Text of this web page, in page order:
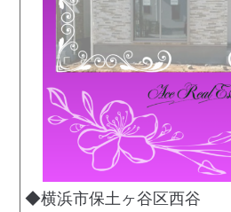
◆横浜市保土ヶ谷区西谷